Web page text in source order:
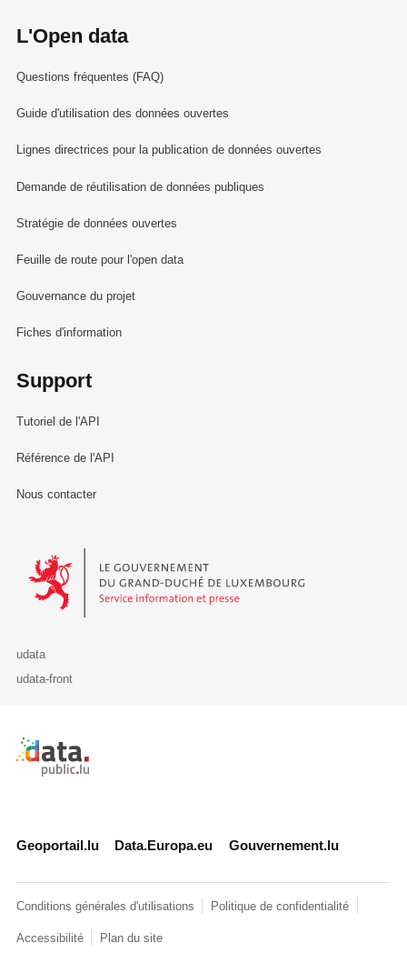
L'Open data
Questions fréquentes (FAQ)
Guide d'utilisation des données ouvertes
Lignes directrices pour la publication de données ouvertes
Demande de réutilisation de données publiques
Stratégie de données ouvertes
Feuille de route pour l'open data
Gouvernance du projet
Fiches d'information
Support
Tutoriel de l'API
Référence de l'API
Nous contacter
Le Gouvernement du Grand-Duché de Luxembourg - Service
udata
udata-front
Retour à l'accueil de data.public.lu
Geoportail.lu Data.Europa.eu Gouvernement.lu
Conditions générales d'utilisations Politique de confidentialité
Accessibilité Plan du site